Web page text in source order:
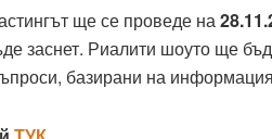
ще се проведе на
заснет. Риалити шоуто ще
базирани на